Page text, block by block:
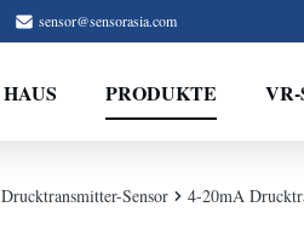
sensor@sensorasia.com
HAUS PRODUKTE VR-
Drucktransmitter-Sensor 4-20mA